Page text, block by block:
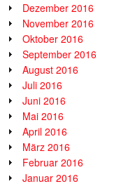
Dezember 2016
November 2016
Oktober 2016
September 2016
August 2016
Juli 2016
Juni 2016
Mai 2016
April 2016
März 2016
Februar 2016
Januar 2016